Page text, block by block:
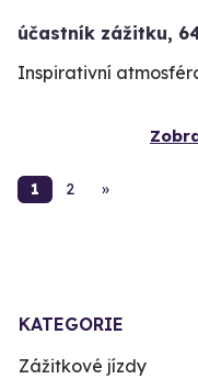
účastník zážitku,
Inspirativní
1 2 »
KATEGORIE
Zážitkové jízdy